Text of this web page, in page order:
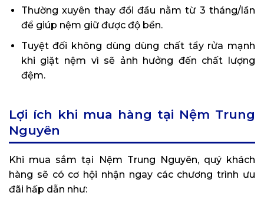
Thường xuyên thay đổi đầu nằm từ 3 tháng/lần
để giúp nệm giữ được độ bền.
Tuyệt đối không dùng dùng chất tẩy rửa mạnh
khi giặt nệm vì sẽ ảnh hưởng đến chất lượng
đệm.
Lợi ích khi mua hàng tại Nệm Trung
Nguyên
Khi mua sắm tại Nệm Trung Nguyên, quý khách
hàng sẽ có cơ hội nhận ngay các chương trình ưu
đãi hấp dẫn như: